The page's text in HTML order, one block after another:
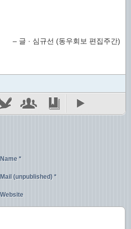
– 글 · 심규선 (동우회보 편집주간)
Name *
Mail (unpublished) *
Website